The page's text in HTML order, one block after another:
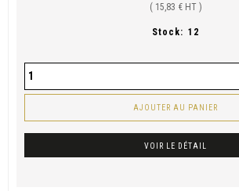
( 15,83 € HT )
Stock: 12
AJOUTER AU PANIER
VOIR LE DÉTAIL